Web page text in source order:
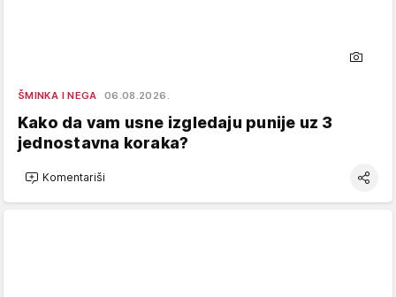
ŠMINKA I NEGA 06.08.2026.
Kako da vam usne izgledaju punije uz 3
jednostavna koraka?
Komentariši